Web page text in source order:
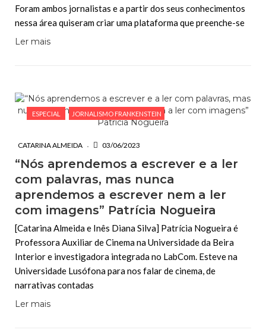
Foram ambos jornalistas e a partir dos seus conhecimentos
nessa área quiseram criar uma plataforma que preenche-se
Ler mais
ESPECIAL JORNALISMO FRANKENSTEIN
CATARINA ALMEIDA 03/06/2023
“Nós aprendemos a escrever e a ler
com palavras, mas nunca
aprendemos a escrever nem a ler
com imagens” Patrícia Nogueira
[Catarina Almeida e Inês Diana Silva] Patrícia Nogueira é
Professora Auxiliar de Cinema na Universidade da Beira
Interior e investigadora integrada no LabCom. Esteve na
Universidade Lusófona para nos falar de cinema, de
narrativas contadas
Ler mais